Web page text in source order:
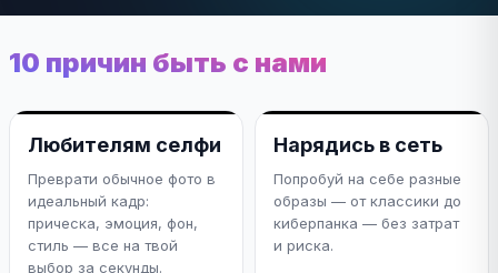
10 причин быть с нами
Любителям селфи
Преврати обычное фото в
идеальный кадр:
прическа, эмоция, фон,
стиль — все на твой
выбор за секунды.
Нарядись в сеть
Попробуй на себе разные
образы — от классики до
киберпанка — без затрат
и риска.